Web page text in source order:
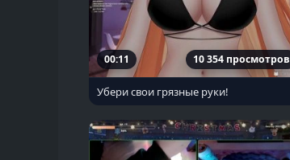
00:11 10 354 просмотров
Убери свои грязные руки!